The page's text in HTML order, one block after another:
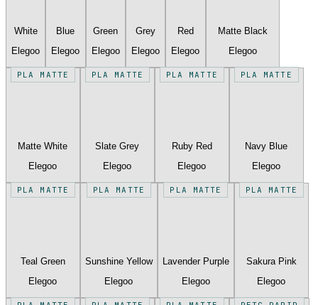
White
Elegoo
Blue
Elegoo
Green
Elegoo
Grey
Elegoo
Red
Elegoo
Matte Black
Elegoo
PLA MATTE
Matte White
Elegoo
PLA MATTE
Slate Grey
Elegoo
PLA MATTE
Ruby Red
Elegoo
PLA MATTE
Navy Blue
Elegoo
PLA MATTE
Teal Green
Elegoo
PLA MATTE
Sunshine Yellow
Elegoo
PLA MATTE
Lavender Purple
Elegoo
PLA MATTE
Sakura Pink
Elegoo